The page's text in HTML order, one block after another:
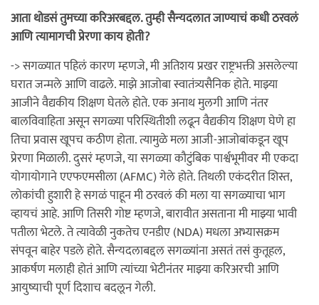
आता थोडसं तुमच्या करिअरबद्दल. तुम्ही सैन्यदलात जाण्याचं कधी ठरवलं
आणि त्यामागची प्रेरणा काय होती?
-> सगळ्यात पहिलं कारण म्हणजे, मी अतिशय प्रखर राष्ट्रभक्ती असलेल्या
घरात जन्मले आणि वाढले. माझे आजोबा स्वातंत्र्यसैनिक होते. माझ्या
आजीने वैद्यकीय शिक्षण घेतले होते. एक अनाथ मुलगी आणि नंतर
बालविवाहिता असून सगळ्या परिस्थितीशी लढून वैद्यकीय शिक्षण घेणे हा
तिचा प्रवास खूपच कठीण होता. त्यामुळे मला आजी-आजोबांकडून खूप
प्रेरणा मिळाली. दुसरं म्हणजे, या सगळ्या कौटुंबिक पार्श्वभूमीवर मी एकदा
योगायोगाने एएफएमसीला (AFMC) गेले होते. तिथली एकंदरीत शिस्त,
लोकांची हुशारी हे सगळं पाहून मी ठरवलं की मला या सगळ्याचा भाग
व्हायचं आहे. आणि तिसरी गोष्ट म्हणजे, बारावीत असताना मी माझ्या भावी
पतीला भेटले. ते त्यावेळी नुकतेच एनडीए (NDA) मधला अभ्यासक्रम
संपवून बाहेर पडले होते. सैन्यदलाबद्दल सगळ्यांना असतं तसं कुतूहल,
आकर्षण मलाही होतं आणि त्यांच्या भेटीनंतर माझ्या करिअरची आणि
आयुष्याची पूर्ण दिशाच बदलून गेली.